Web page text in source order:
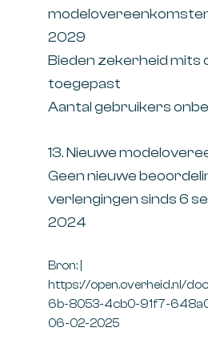
2029
Bieden zekerheid
toegepast
Aantal gebruikers
13. Nieuwe
Geen nieuwe
verlengingen sinds 6
2024
Bron: |
https://open.overheid.nl/
6b-8053-4cb0-91f7-
06-02-2025